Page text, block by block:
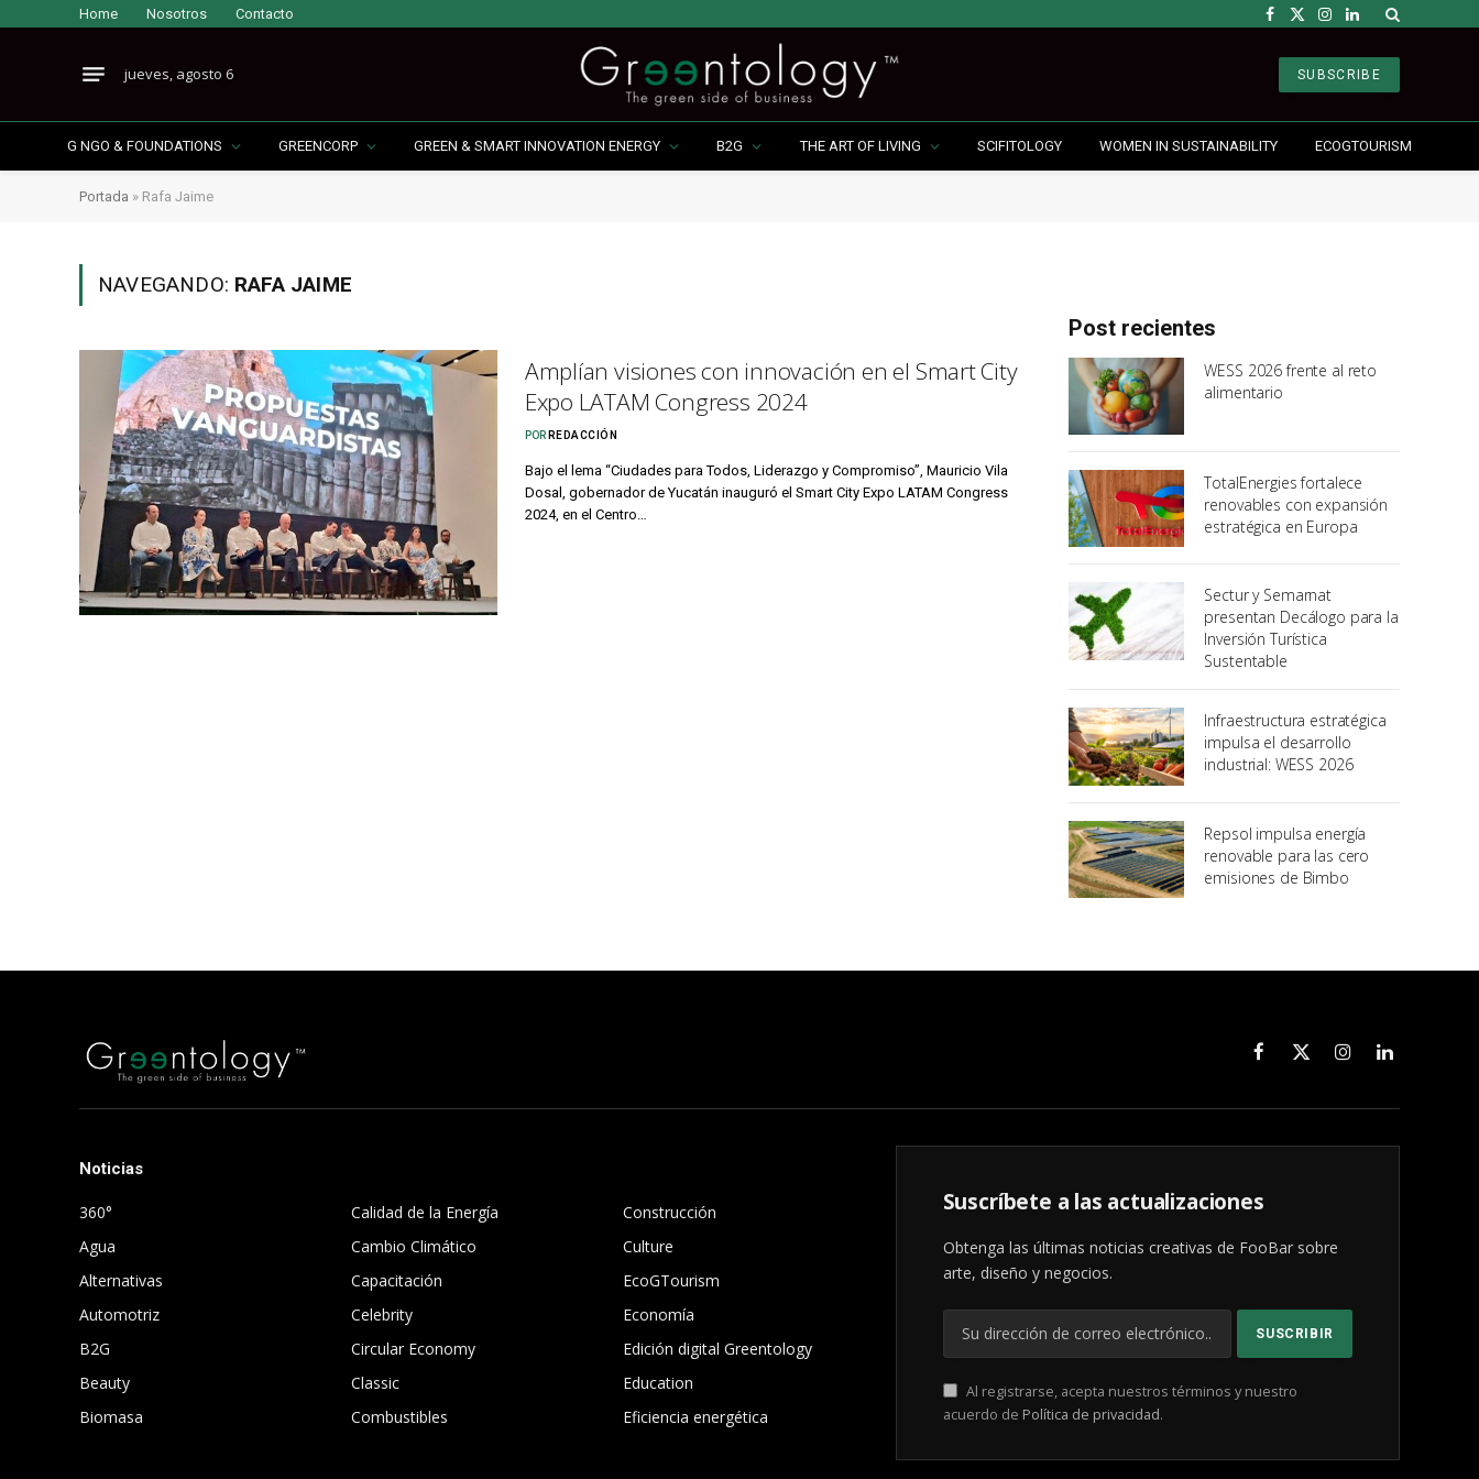
Home Nosotros Contacto Facebook
X
Instagram
LinkedIn
jueves, agosto 6 SUBSCRIBE
G NGO & FOUNDATIONS GREENCORP GREEN & SMART INNOVATION ENERGY B2G THE ART OF LIVING SCIFITOLOGY WOMEN IN SUSTAINABILITY ECOGTOURISM
Portada » Rafa Jaime
NAVEGANDO: RAFA JAIME
Amplían visiones con innovación en el Smart City
Expo LATAM Congress 2024
POR REDACCIÓN
Bajo el lema “Ciudades para Todos, Liderazgo y Compromiso”, Mauricio Vila
Dosal, gobernador de Yucatán inauguró el Smart City Expo LATAM Congress
2024, en el Centro…
Post recientes
WESS 2026 frente al reto
alimentario
TotalEnergies fortalece
renovables con expansión
estratégica en Europa
Sectur y Semarnat
presentan Decálogo para la
Inversión Turística
Sustentable
Infraestructura estratégica
impulsa el desarrollo
industrial: WESS 2026
Repsol impulsa energía
renovable para las cero
emisiones de Bimbo
Facebook
X
InstagramLinkedIn
Noticias
360°
Agua
Alternativas
Automotriz
B2G
Beauty
Biomasa
Calidad de la Energía
Cambio Climático
Capacitación
Celebrity
Circular Economy
Classic
Combustibles
Construcción
Culture
EcoGTourism
Economía
Edición digital Greentology
Education
Eficiencia energética
Suscríbete a las actualizaciones
Obtenga las últimas noticias creativas de FooBar sobre
arte, diseño y negocios.
Al registrarse, acepta nuestros términos y nuestro
acuerdo de Política de privacidad.